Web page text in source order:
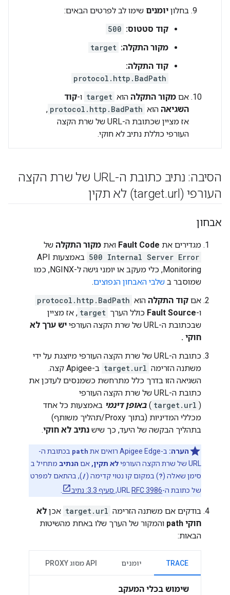
בחלון יומנים שימו לב לפרטים הבאים:
קוד סטטוס: 500
מקור התקלה: target
קוד התקלה:
protocol.http.BadPath
אם מקור התקלה הוא target ו-קוד
השגיאה הוא protocol.http.BadPath
,
אז מציין שכתובת ה-URL של שרת הקצה
העורפי כוללת נתיב לא חוקי.
הסיבה: נתיב כתובת ה-URL של שרת הקצה
העורפי (target
.url) לא תקין
אבחון
מגדירים את Fault Code ואת מקור התקלה של
500 Internal Server Error
באמצעות API
Monitoring, כלי מעקב או יומני גישה ל-NGINX, כמו
שמוסבר ב שלבי האבחון הנפוצים.
אם קוד התקלה הוא protocol.http.BadPath
ו-Fault Source כולל הערך target , אז מציין
שבכתובת ה-URL של שרת הקצה העורפי
יש ערך לא
חוקי .
כתובת ה-URL של שרת הקצה העורפי מיוצגת על ידי
משתנה הזרימה target.url
ב-Apigee קצה.
השגיאה הזו בדרך כלל מתרחשת כשמנסים לעדכן את
כתובת ה-URL של שרת הקצה העורפי
(
target.url
) באופן דינמי באמצעות כל אחד
מכללי המדיניות (בתוך Proxy/תהליך משותף)
בתהליך הבקשה של היעד, כך שיש נתיב לא חוקי.
הערה: ב-Apigee Edge רואים את path בכתובת ה-
URL של שרת הקצה העורפי
לא תקין, אם הנתיב מתחיל ב
סימן שאלה (?) במקום קו נטוי קדימה (/), בהתאם למפרט
של כתובת ה-URLRFC 3986, סעיף 3.3: נתיב .
בודקים אם משתנה הזרימה target.url אכן לא
חוקי path והמקור של הערך שלו באחת מהשיטות
הבאות:
TRACE יומנים API מסוג PROXY
שימוש בכלי המעקב